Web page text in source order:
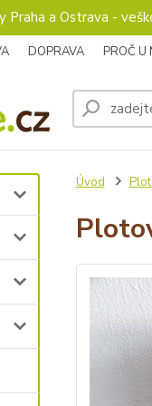
Praha a Ostrava -
DOPRAVA PROČ U
Úvod